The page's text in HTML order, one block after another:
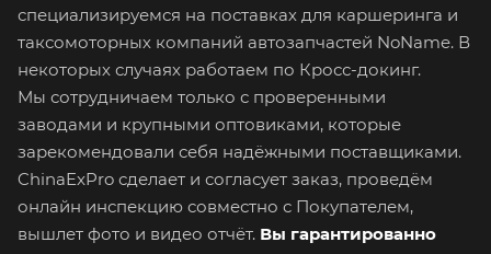
специализируемся на поставках для каршеринга и
таксомоторных компаний автозапчастей NoName. В
некоторых случаях работаем по Кросс-докинг.
Мы сотрудничаем только с проверенными
заводами и крупными оптовиками, которые
зарекомендовали себя надёжными поставщиками.
ChinaExPro сделает и согласует заказ, проведём
онлайн инспекцию совместно с Покупателем,
вышлет фото и видео отчёт. Вы гарантированно